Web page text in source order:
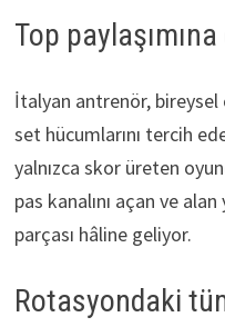
Top
İtalyan antrenör,
set hücumlarını tercih
yalnızca skor üreten
pas kanalını açan ve
parçası hâline geliyor.
Rotasyondaki